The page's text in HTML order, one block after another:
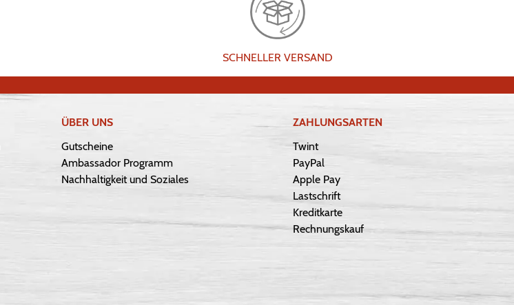
SCHNELLER VERSAND
ÜBER UNS
Gutscheine
Ambassador Programm
Nachhaltigkeit und Soziales
ZAHLUNGSARTEN
Twint
PayPal
Apple Pay
Lastschrift
Kreditkarte
Rechnungskauf